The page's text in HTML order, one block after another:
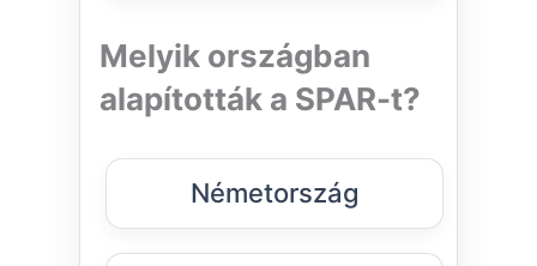
Melyik országban
alapították a SPAR-t?
Németország